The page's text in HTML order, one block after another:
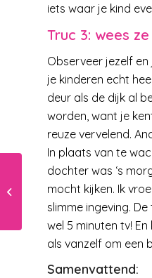
iets waar je kind
Truc 3: wees
Observeer jezelf
je kinderen echt
deur als de dijk al
worden, want je
reuze vervelend.
In plaats van te
dochter was ‘s
mocht kijken. Ik
slimme ingeving.
wel 5 minuten tv!
als vanzelf om een
Samenvattend:
Kinderen lopen schurft op in
Utrechts ziekenhuis, ouders
wanhopig